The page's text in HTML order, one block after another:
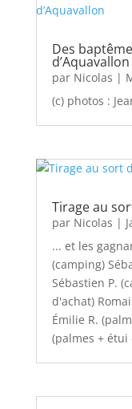
Des
d’Aquavallon
par Nicolas |
(c) photos :
Tirage au
par Nicolas |
... et les
(camping)
Sébastien P.
d'achat)
Émilie R.
(palmes + étui